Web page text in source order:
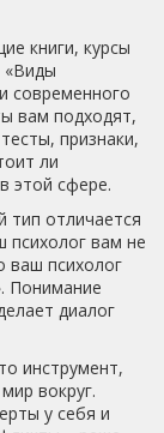
книги, курсы
«Виды
современного
вам подходят,
признаки,
ли
этой сфере.
тип отличается
психолог вам не
ваш психолог
Понимание
диалог
инструмент,
вокруг.
у себя и